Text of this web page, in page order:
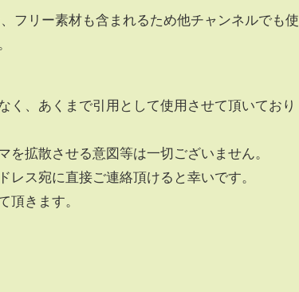
フリー素材も含まれるため他チャンネルでも使
く、あくまで引用として使用させて頂いており
を拡散させる意図等は一切ございません。
レス宛に直接ご連絡頂けると幸いです。
頂きます。